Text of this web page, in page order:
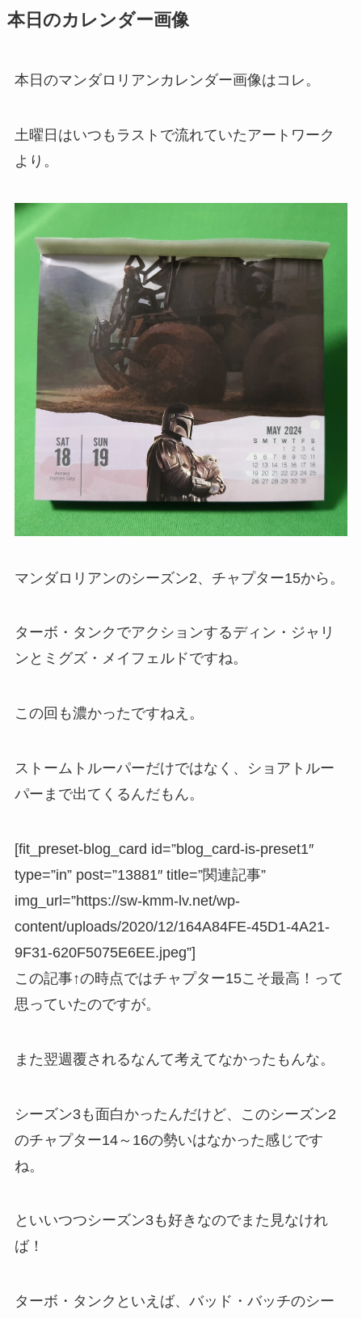
本日のカレンダー画像
本日のマンダロリアンカレンダー画像はコレ。
土曜日はいつもラストで流れていたアートワーク
より。
マンダロリアンのシーズン2、チャプター15から。
ターボ・タンクでアクションするディン・ジャリ
ンとミグズ・メイフェルドですね。
この回も濃かったですねえ。
ストームトルーパーだけではなく、ショアトルー
パーまで出てくるんだもん。
[fit_preset-blog_card id=”blog_card-is-preset1″
type=”in” post=”13881″ title=”関連記事”
img_url=”https://sw-kmm-lv.net/wp-
content/uploads/2020/12/164A84FE-45D1-4A21-
9F31-620F5075E6EE.jpeg”]
この記事↑の時点ではチャプター15こそ最高！って
思っていたのですが。
また翌週覆されるなんて考えてなかったもんな。
シーズン3も面白かったんだけど、このシーズン2
のチャプター14～16の勢いはなかった感じです
ね。
といいつつシーズン3も好きなのでまた見なけれ
ば！
ターボ・タンクといえば、バッド・バッチのシー